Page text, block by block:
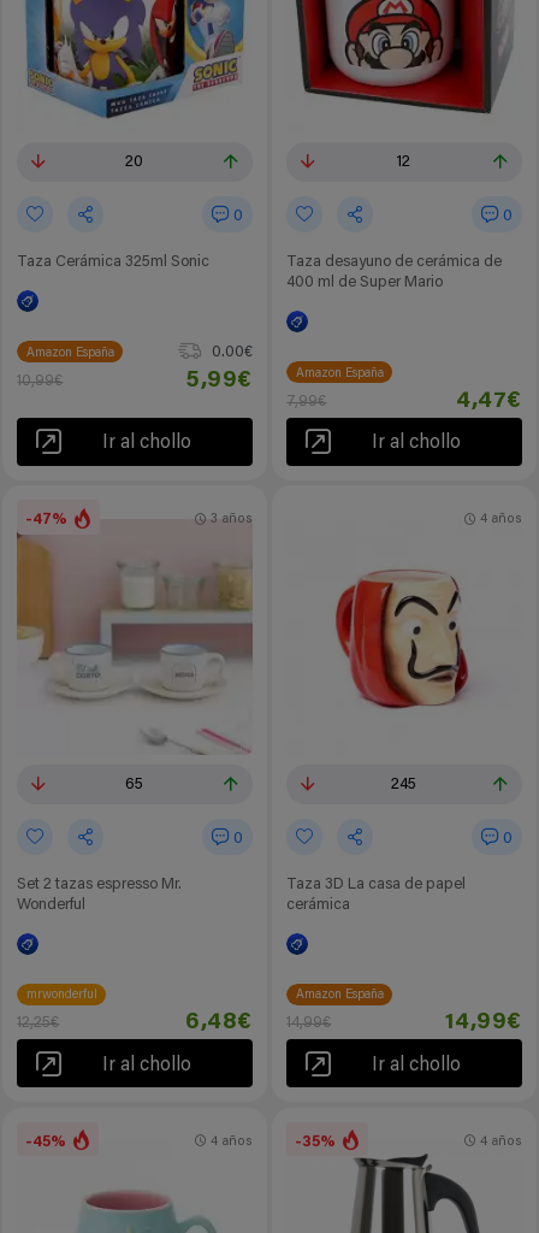
20
0
Taza Cerámica 325ml Sonic
Amazon España
0.00€
10,99€
5,99€
Ir al chollo
12
0
Taza desayuno de cerámica de
400 ml de Super Mario
Amazon España
7,99€ 4,47€
Ir al chollo
-47%
65
0
Set 2 tazas espresso Mr.
Wonderful
3 años
mrwonderful
12,25€ 6,48€
Ir al chollo
245
0
Taza 3D La casa de papel
cerámica
4 años
Amazon España
14,99€ 14,99€
Ir al chollo
-45% 4 años -35% 4 años